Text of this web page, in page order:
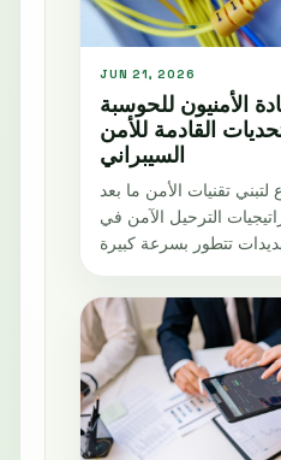
JUN 21, 2026
الأمنيون للحوسبة
القادمة للأمن
السيبراني
تقنيات الأمن ما بعد
الترحيل الآمن في